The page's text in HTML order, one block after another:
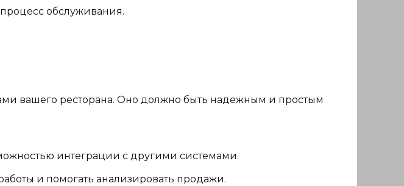
обслуживания.
вашего ресторана. Оно должно быть надежным и простым
интеграции с другими системами.
и помогать анализировать продажи.